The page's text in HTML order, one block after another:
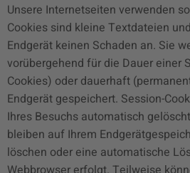
Unsere Internetseiten verwenden
Cookies sind kleine Textdateien
Endgerät keinen Schaden an. Sie
vorübergehend für die Dauer einer
Cookies) oder dauerhaft
Endgerät gespeichert. Session-
Ihres Besuchs automatisch
bleiben auf Ihrem
löschen oder eine automatische